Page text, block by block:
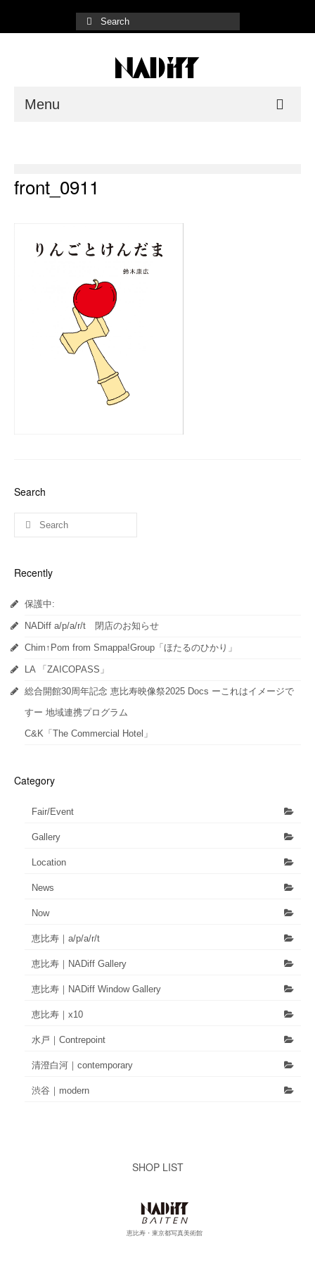
Menu
Shop List
front_0911
Search
Recently
保護中:
NADiff a/p/a/r/t 閉店のお知らせ
Chim↑Pom from Smappa!Group「ほたるのひかり」
LA 「ZAICOPASS」
総合開館30周年記念 恵比寿映像祭2025 Docs ーこれはイメージで
すー 地域連携プログラム
C&K「The Commercial Hotel」
Category
Fair/Event
Gallery
Location
News
Now
恵比寿｜a/p/a/r/t
恵比寿｜NADiff Gallery
恵比寿｜NADiff Window Gallery
恵比寿｜x10
水戸｜Contrepoint
清澄白河｜contemporary
渋谷｜modern
SHOP LIST
恵比寿・東京都写真美術館